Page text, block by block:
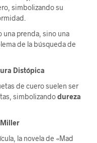
simbolizando su
una prenda, sino una
de la búsqueda de
Distópica
de cuero suelen ser
simbolizandodureza
Miller
la novela de «Mad